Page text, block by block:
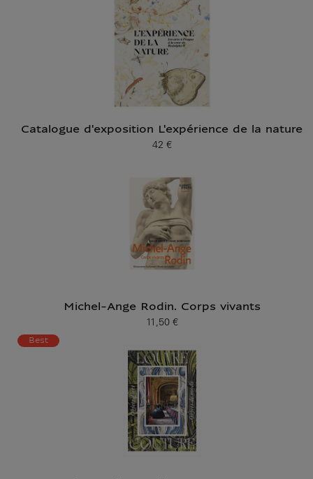
Catalogue d'exposition L'expérience de la nature
Prix ​​actuel
42 €
Michel-Ange Rodin. Corps vivants
Prix ​​actuel
11,50 €
Best